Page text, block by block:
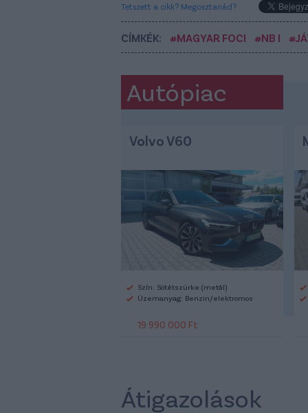
Tetszett a cikk? Megosztanád?
CÍMKÉK: #MAGYAR FOCI #NB I
Autópiac
Volvo V60
Szín: Sötétszürke (metál)
Üzemanyag: Benzin/elektromos
19 990 000 Ft
Átigazolások